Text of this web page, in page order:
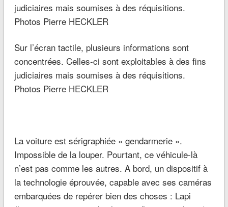
Sur l’écran tactile, plusieurs informations sont
concentrées. Celles-ci sont exploitables à des fins
judiciaires mais soumises à des réquisitions.
Photos Pierre HECKLER
La voiture est sérigraphiée « gendarmerie ».
Impossible de la louper. Pourtant, ce véhicule-là
n’est pas comme les autres. A bord, un dispositif à
la technologie éprouvée, capable avec ses caméras
embarquées de repérer bien des choses : Lapi